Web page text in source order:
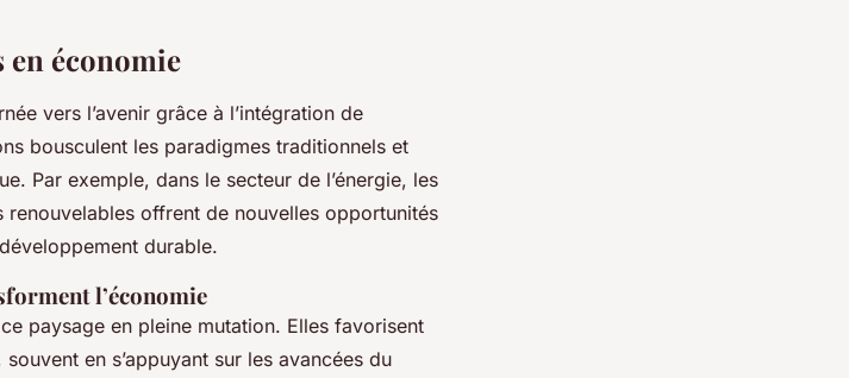
économie
vers l’avenir grâce à l’intégration de
bousculent les paradigmes traditionnels et
Par exemple, dans le secteur de l’énergie, les
offrent de nouvelles opportunités
durable.
l’économie
paysage en pleine mutation. Elles favorisent
en s’appuyant sur les avancées du